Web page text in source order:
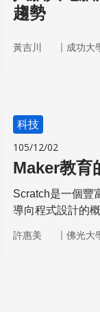
趨勢
黃吉川 ｜ 成功大
科技
105/12/02
Maker教育
Scratch是一個豐
導向程式設計的
夠實作互動控制
許惠美 ｜ 佛光大